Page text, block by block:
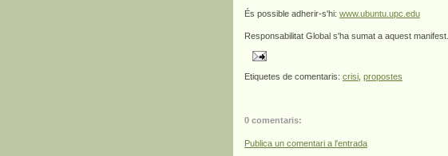
És possible adherir-s'hi: www.ubuntu.upc.edu
Responsabilitat Global s'ha sumat a aquest manifest.
Etiquetes de comentaris: crisi propostes
0 comentaris:
Publica un comentari a l'entrada